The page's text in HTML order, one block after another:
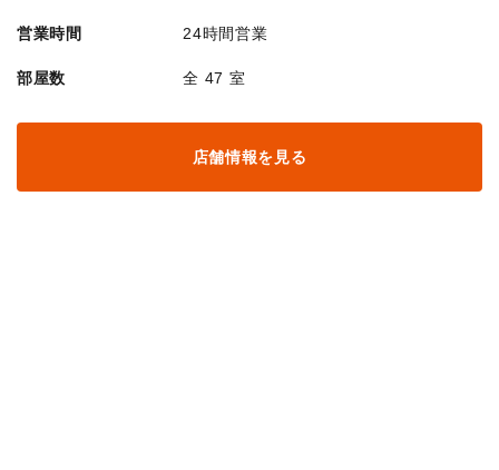
営業時間 24時間営業
部屋数 全 47 室
店舗情報を見る